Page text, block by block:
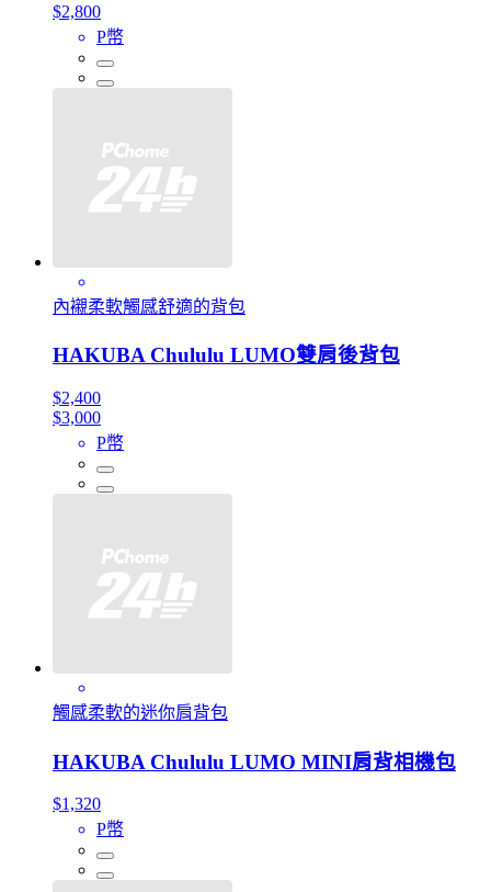
$2,800
P幣
內襯柔軟觸感舒適的背包
HAKUBA Chululu LUMO雙肩後背包
$2,400
$3,000
P幣
觸感柔軟的迷你肩背包
HAKUBA Chululu LUMO MINI肩背相機包
$1,320
P幣